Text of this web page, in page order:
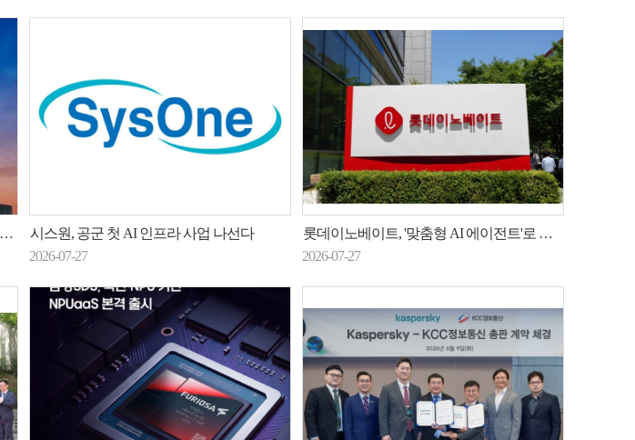
시스원, 공군 첫 AI 인프라 사업 나선다
2026-07-27
롯데이노베이트, '맞춤형 AI 에이전트'로 롯데 AX 이끈다
2026-07-27